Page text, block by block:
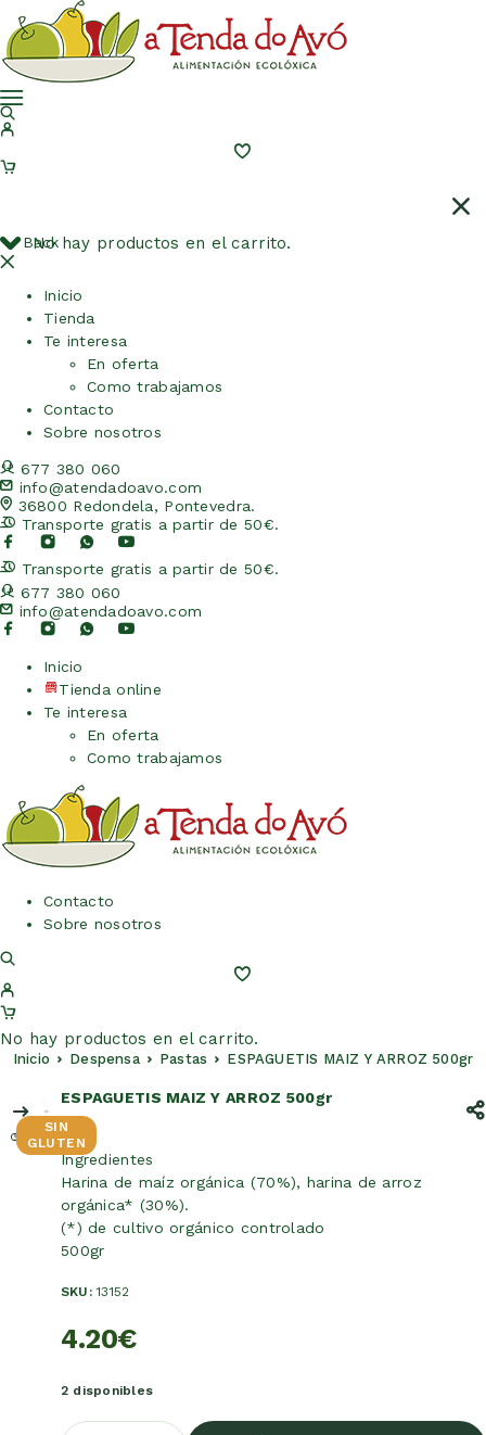
No hay productos en el carrito.
Back
Inicio
Tienda
Te interesa
En oferta
Como trabajamos
Contacto
Sobre nosotros
677 380 060
info@atendadoavo.com
36800 Redondela, Pontevedra.
Transporte gratis a partir de 50€.
Transporte gratis a partir de 50€.
677 380 060
info@atendadoavo.com
Inicio
Tienda online
Te interesa
En oferta
Como trabajamos
Contacto
Sobre nosotros
No hay productos en el carrito.
Inicio Despensa Pastas ESPAGUETIS MAIZ Y ARROZ 500gr
SIN
GLUTEN
ESPAGUETIS MAIZ Y ARROZ 500gr
Ingredientes
Harina de maíz orgánica (70%), harina de arroz
orgánica* (30%).
(*) de cultivo orgánico controlado
500gr
SKU:13152
4.20€
2 disponibles